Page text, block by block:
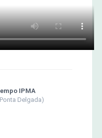
IPMA
Delgada)